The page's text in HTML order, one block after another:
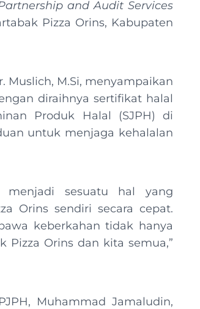
and Audit Services
Pizza Orins, Kabupaten
Muslich, M.Si, menyampaikan
diraihnya sertifikat halal
Produk Halal (SJPH) di
untuk menjaga kehalalan
menjadi sesuatu hal yang
Orins sendiri secara cepat.
keberkahan tidak hanya
Pizza Orins dan kita semua,”
Muhammad Jamaludin,